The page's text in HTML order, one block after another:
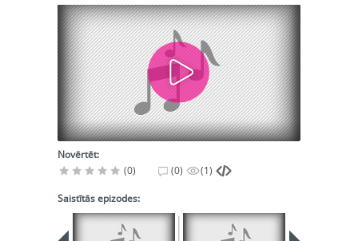
Novērtēt:
(0)
(0) (1)
Saistītās epizodes: